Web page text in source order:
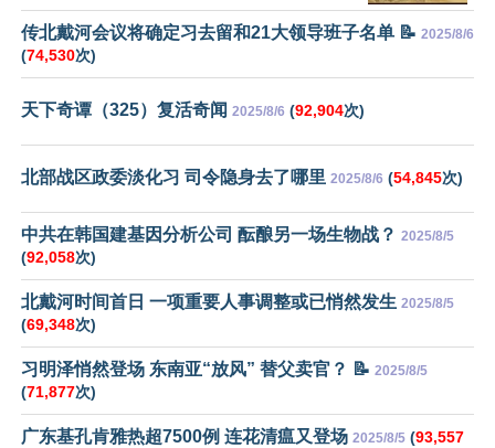
传北戴河会议将确定习去留和21大领导班子名单 📝 2025/8/6
(74,530次)
天下奇谭（325）复活奇闻 2025/8/6 (92,904次)
北部战区政委淡化习 司令隐身去了哪里 2025/8/6 (54,845次)
中共在韩国建基因分析公司 酝酿另一场生物战？ 2025/8/5
(92,058次)
北戴河时间首日 一项重要人事调整或已悄然发生 2025/8/5
(69,348次)
习明泽悄然登场 东南亚“放风” 替父卖官？ 📝 2025/8/5
(71,877次)
广东基孔肯雅热超7500例 连花清瘟又登场 2025/8/5 (93,557